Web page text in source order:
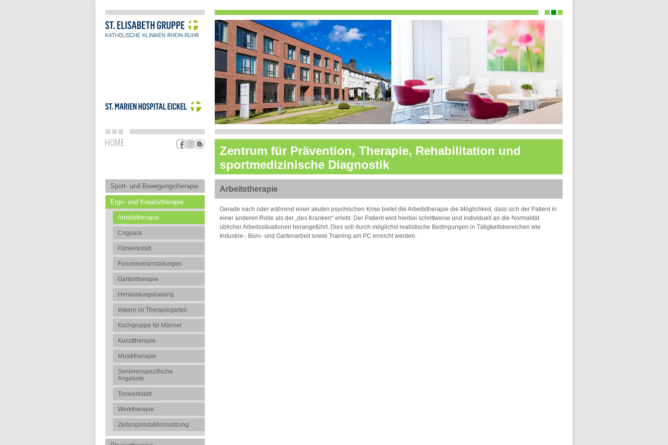
Zentrum für Prävention, Therapie, Rehabilitation und
sportmedizinische Diagnostik
Sport- und Bewegungstherapie
Ergo- und Kreativtherapie
Arbeitstherapie
Cogpack
Filzwerkstatt
Forumsveranstaltungen
Gartentherapie
Hirnleistungstraining
Imkern im Therapiegarten
Kochgruppe für Männer
Kunsttherapie
Musiktherapie
Seniorenspezifische
Angebote
Tonwerkstatt
Werktherapie
Zeitungsredaktionssitzung
Arbeitstherapie
Gerade nach oder während einer akuten psychischen Krise bietet die Arbeitstherapie die Möglichkeit, dass sich der Patient in
einer anderen Rolle als der „des Kranken“ erlebt. Der Patient wird hierbei schrittweise und individuell an die Normalität
üblicher Arbeitssituationen herangeführt. Dies soll durch möglichst realistische Bedingungen in Tätigkeitsbereichen wie
Industrie-, Büro- und Gartenarbeit sowie Training am PC erreicht werden.